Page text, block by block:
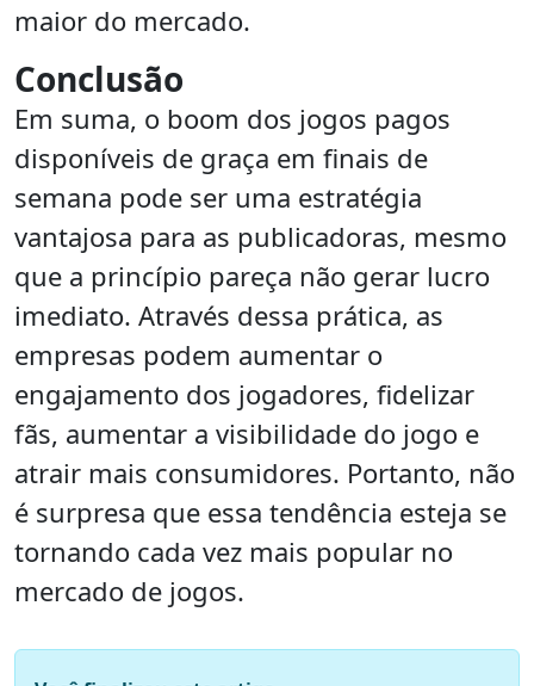
maior do mercado.
Conclusão
Em suma, o boom dos jogos pagos
disponíveis de graça em finais de
semana pode ser uma estratégia
vantajosa para as publicadoras, mesmo
que a princípio pareça não gerar lucro
imediato. Através dessa prática, as
empresas podem aumentar o
engajamento dos jogadores, fidelizar
fãs, aumentar a visibilidade do jogo e
atrair mais consumidores. Portanto, não
é surpresa que essa tendência esteja se
tornando cada vez mais popular no
mercado de jogos.